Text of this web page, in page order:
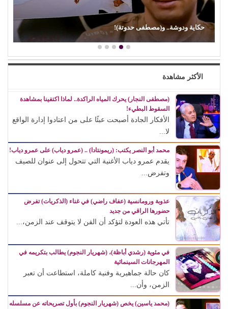
حكاية ودوشة.. و(مصطفى حدوتة)!
الأكثر مشاهدة
(مصطفى النجار) يحرك المياه الراكدة.. لماذا اكتفينا بمشاهدة
السقوط البطيء!
الأفكار الجادة أصبحت عبئًا على من اعتادوا إدارة الواقع
لا...
محمد أبو النصر يكتب: (ريمونتادا) .. (عمرو دياب) على عمرو دياب!
يقدم عمرو دياب الأغنية التي تتحول إلى عنوان للصيف
وتفرض...
عذوبة ورومانسية (عفاف راضي) في غناء (الذكريات) تفرض
حضورها الراقي من جديد
تأتي هذه العودة لتؤكد أن الفن لا يتوقف عند الزمن،...
في مئوية (رشدي أباظة)، (شهريار النجوم) يطالب بتكريمه في
المهرجانات السينمائية
كان حالة جماهيرية وفنية كاملة، استطاعت أن تعبر
الزمن، وأن...
(محمد ياسين) يخص (شهريار النجوم) بأول تصريحاته عن مسلسله